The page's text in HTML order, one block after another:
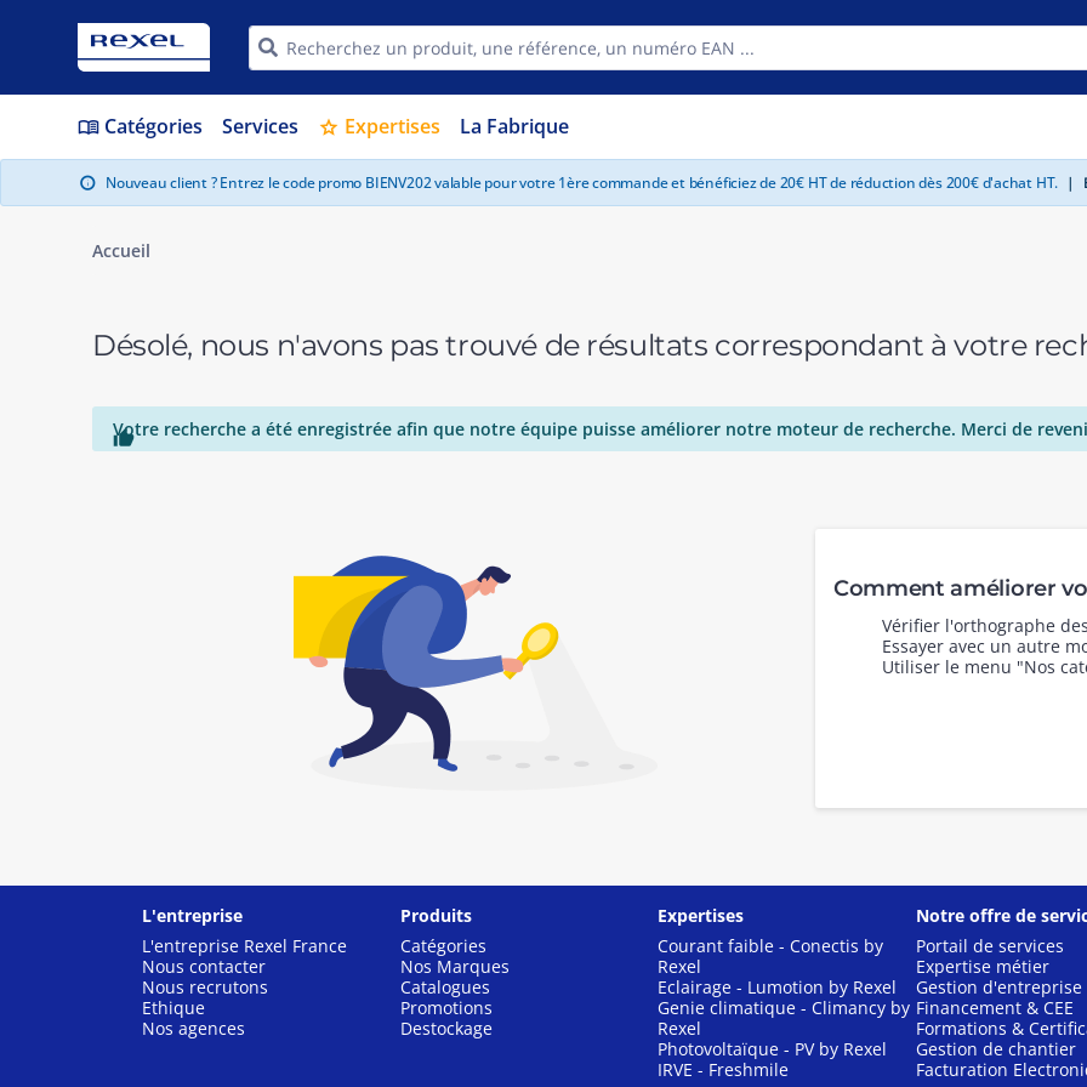
menu_book Catégories Services star Expertises La Fabrique
info Nouveau client ? Entrez le code promo BIENV202 valable pour votre 1ère commande et bénéficiez de 20€ HT de réduction dès 200€ d'achat HT. |
Accueil
Désolé, nous n'avons pas trouvé de résultats correspondant à votre

Votre recherche a été enregistrée afin que notre équipe puisse améliorer notre moteur de recherche. Merci de
Comment améliorer
Vérifier l'orthographe
Essayer avec un autre
Utiliser le menu "Nos
L'entreprise
L'entreprise Rexel France
Nous contacter
Nous recrutons
Ethique
Nos agences
Produits
Catégories
Nos Marques
Catalogues
Promotions
Destockage
Expertises
Courant faible - Conectis by
Rexel
Eclairage - Lumotion by Rexel
Genie climatique - Climancy by
Rexel
Photovoltaïque - PV by Rexel
IRVE - Freshmile
Notre offre de
Portail de services
Expertise métier
Gestion d'entreprise
Financement & CEE
Formations &
Gestion de chantier
Facturation